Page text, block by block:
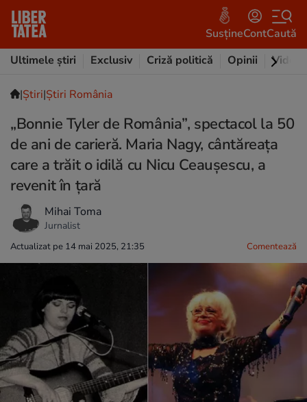
SusțineContCaută
Ultimele știri
Exclusiv Criză politică Opinii Video
|Ştiri|Știri România
„Bonnie Tyler de România”, spectacol la 50
de ani de carieră. Maria Nagy, cântăreața
care a trăit o idilă cu Nicu Ceaușescu, a
revenit în țară
Mihai Toma
Jurnalist
Actualizat pe 14 mai 2025, 21:35 Comentează